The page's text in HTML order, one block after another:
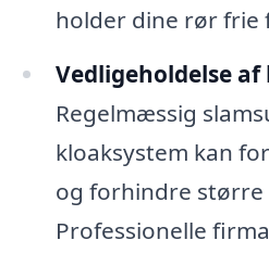
holder dine rør frie
Vedligeholdelse
Regelmæssig
kloaksystem kan
og forhindre større
Professionelle